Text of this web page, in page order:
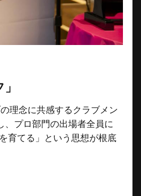
理念に共感するクラブメン
、プロ部門の出場者全員に
育てる」という思想が根底